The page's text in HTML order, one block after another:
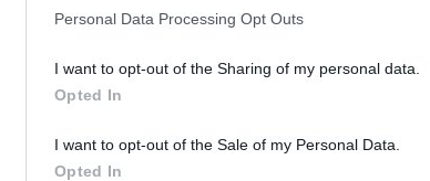
Personal Data Processing Opt Outs
I want to opt-out of the Sharing of my personal data.
Opted In
I want to opt-out of the Sale of my Personal Data.
Opted In